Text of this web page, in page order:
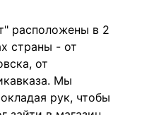
расположены в 2
страны - от
от
Мы
рук, чтобы